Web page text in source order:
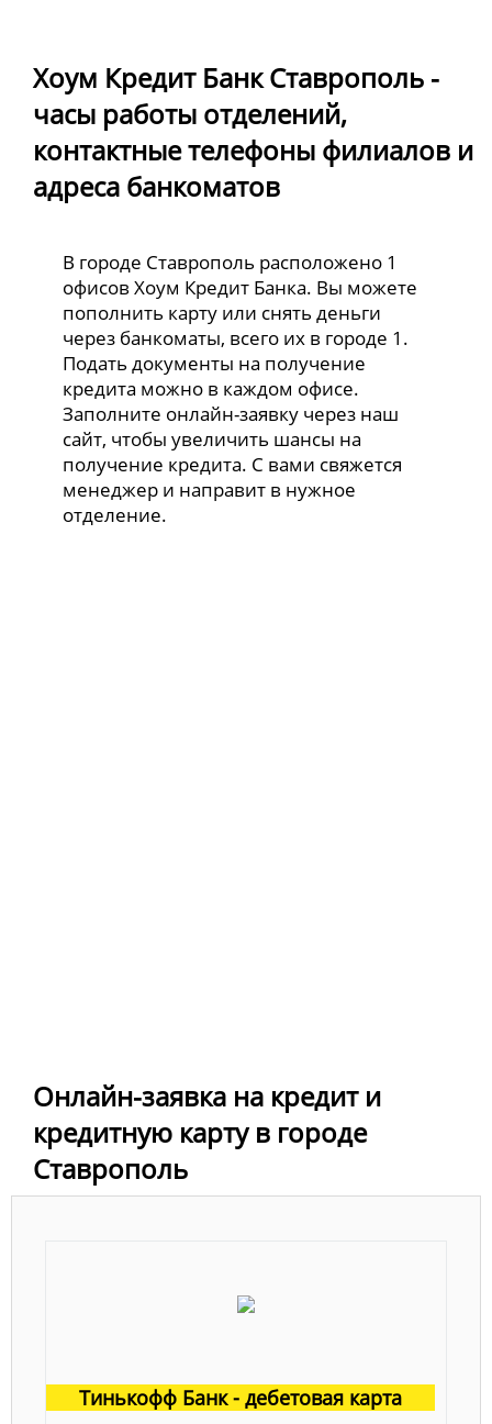
Хоум Кредит Банк Ставрополь -
часы работы отделений,
контактные телефоны филиалов и
адреса банкоматов
В городе Ставрополь расположено 1
офисов Хоум Кредит Банка. Вы можете
пополнить карту или снять деньги
через банкоматы, всего их в городе 1.
Подать документы на получение
кредита можно в каждом офисе.
Заполните онлайн-заявку через наш
сайт, чтобы увеличить шансы на
получение кредита. С вами свяжется
менеджер и направит в нужное
отделение.
Онлайн-заявка на кредит и
кредитную карту в городе
Ставрополь
Тинькофф Банк - дебетовая карта